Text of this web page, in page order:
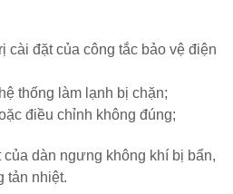
cài đặt của công tắc bảo vệ điện
thống làm lạnh bị chặn;
điều chỉnh không đúng;
của dàn ngưng không khí bị bẩn,
tản nhiệt.